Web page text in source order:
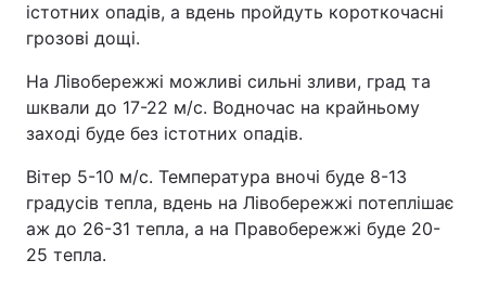
Тема оформлення
істотних опадів, а вдень пройдуть короткочасні
грозові дощі.
На Лівобережжі можливі сильні зливи, град та
шквали до 17-22 м/с. Водночас на крайньому
заході буде без істотних опадів.
Вітер 5-10 м/с. Температура вночі буде 8-13
градусів тепла, вдень на Лівобережжі потеплішає
аж до 26-31 тепла, а на Правобережжі буде 20-
25 тепла.